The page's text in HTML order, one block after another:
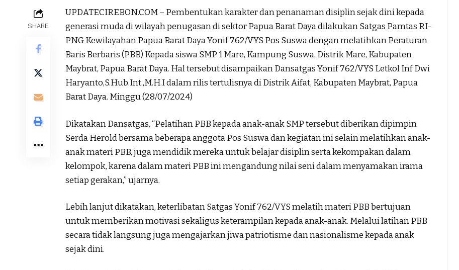
SHARE
UPDATECIREBON.COM – Pembentukan karakter dan penanaman disiplin sejak dini kepada
generasi muda di wilayah penugasan di sektor Papua Barat Daya dilakukan Satgas Pamtas RI-
PNG Kewilayahan Papua Barat Daya Yonif 762/VYS Pos Suswa dengan melatihkan Peraturan
Baris Berbaris (PBB) Kepada siswa SMP 1 Mare, Kampung Suswa, Distrik Mare, Kabupaten
Maybrat, Papua Barat Daya. Hal tersebut disampaikan Dansatgas Yonif 762/VYS Letkol Inf Dwi
Haryanto,S.Hub.Int.,M.H.I dalam rilis tertulisnya di Distrik Aifat, Kabupaten Maybrat, Papua
Barat Daya. Minggu (28/07/2024)
Dikatakan Dansatgas, “Pelatihan PBB kepada anak-anak SMP tersebut diberikan dipimpin
Serda Herold bersama beberapa anggota Pos Suswa dan kegiatan ini selain melatihkan anak-
anak materi PBB, juga mendidik mereka untuk belajar disiplin serta kekompakan dalam
kelompok, karena dalam materi PBB ini mengandung nilai seni dalam menyamakan irama
setiap gerakan,” ujarnya.
Lebih lanjut dikatakan, keterlibatan Satgas Yonif 762/VYS melatih materi PBB bertujuan
untuk memberikan motivasi sekaligus keterampilan kepada anak-anak. Melalui latihan PBB
secara tidak langsung juga mengajarkan jiwa patriotisme dan nasionalisme kepada anak
sejak dini.